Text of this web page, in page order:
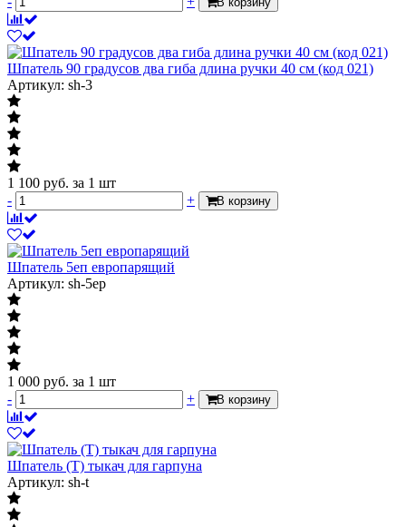
Шпатель 90 градусов два гиба длина ручки 40 см (код 021)
Артикул: sh-3
1 100 руб. за 1 шт
-
+ В корзину
Шпатель 5еп европарящий
Артикул: sh-5ep
1 000 руб. за 1 шт
-
+ В корзину
Шпатель (Т) тыкач для гарпуна
Артикул: sh-t